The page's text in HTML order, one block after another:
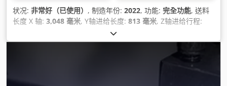
状况: 非常好（已使用） , 制造年份: 2022, 功能: 完全功能, 送料
长度 X 轴: 3,048 毫米, Y轴进给长度: 813 毫米, Z轴进给行程:
, 主轴速度（最大）:
库刀位数量:30, 设备:切屑输送机, 文档 / 手册,